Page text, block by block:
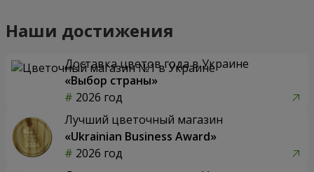
Наши достижения
Доставка цветов года в Украине
«Выбор страны»
2026 год
Лучший цветочный магазин
«Ukrainian Business Award»
2026 год